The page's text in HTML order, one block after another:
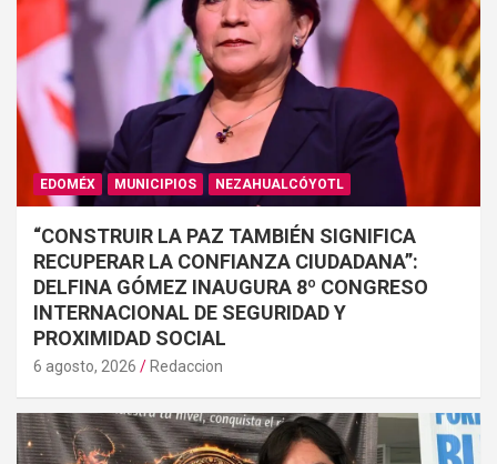
EDOMÉX MUNICIPIOS NEZAHUALCÓYOTL
“CONSTRUIR LA PAZ TAMBIÉN SIGNIFICA
RECUPERAR LA CONFIANZA CIUDADANA”:
DELFINA GÓMEZ INAUGURA 8º CONGRESO
INTERNACIONAL DE SEGURIDAD Y
PROXIMIDAD SOCIAL
6 agosto, 2026 Redaccion